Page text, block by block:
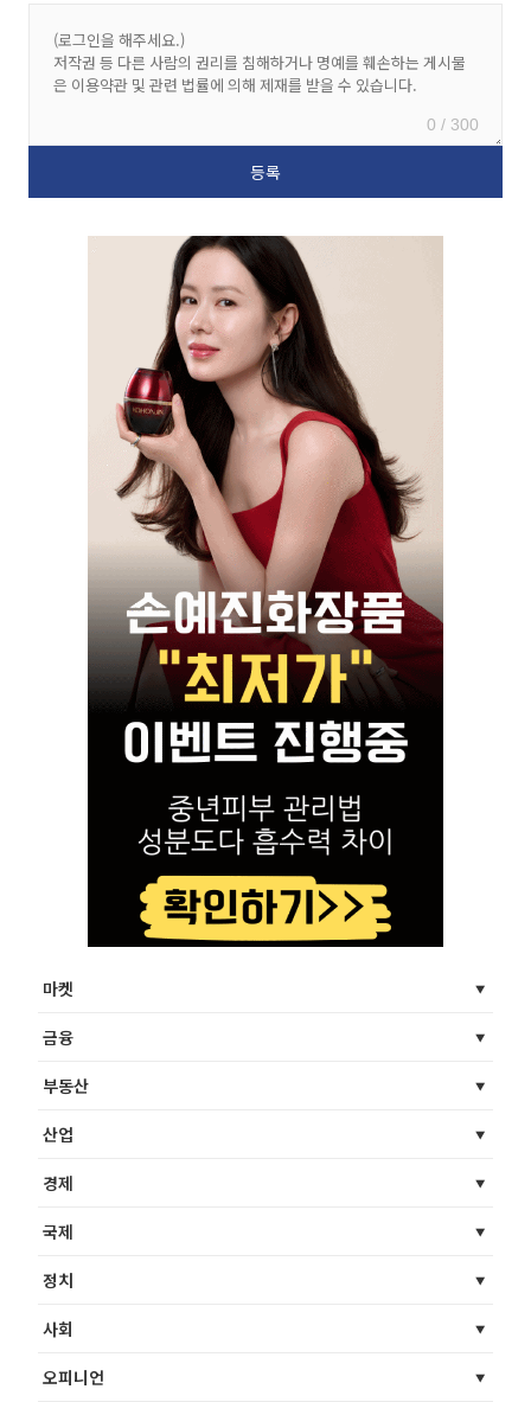
0 / 300
마켓
금융
부동산
산업
경제
국제
정치
사회
오피니언